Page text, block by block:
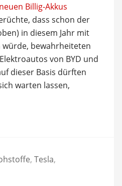
Billig-Akkus
dass schon der
in diesem Jahr mit
bewahrheiteten
von BYD und
dieser Basis dürften
warten lassen,
, Tesla,